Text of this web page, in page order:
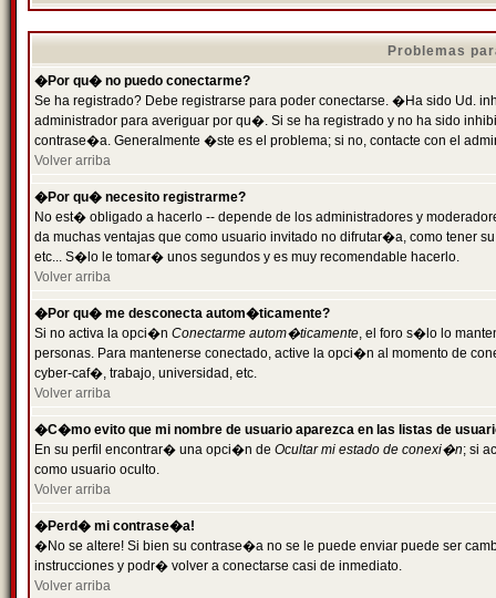
Problemas
�Por qu� no puedo conectarme?
Se ha registrado? Debe registrarse para poder conectarse. �Ha sido Ud.
administrador para averiguar por qu�. Si se ha registrado y no ha sido
contrase�a. Generalmente �ste es el problema; si no, contacte con el
Volver arriba
�Por qu� necesito registrarme?
No est� obligado a hacerlo -- depende de los administradores y
da muchas ventajas que como usuario invitado no difrutar�a, como tener
etc... S�lo le tomar� unos segundos y es muy recomendable hacerlo.
Volver arriba
�Por qu� me desconecta autom�ticamente?
Si no activa la opci�n Conectarme autom�ticamente, el foro s�lo lo
personas. Para mantenerse conectado, active la opci�n al momento de
cyber-caf�, trabajo, universidad, etc.
Volver arriba
�C�mo evito que mi nombre de usuario aparezca en las listas de
En su perfil encontrar� una opci�n de Ocultar mi estado de conexi�n; si
como usuario oculto.
Volver arriba
�Perd� mi contrase�a!
�No se altere! Si bien su contrase�a no se le puede enviar puede ser
instrucciones y podr� volver a conectarse casi de inmediato.
Volver arriba